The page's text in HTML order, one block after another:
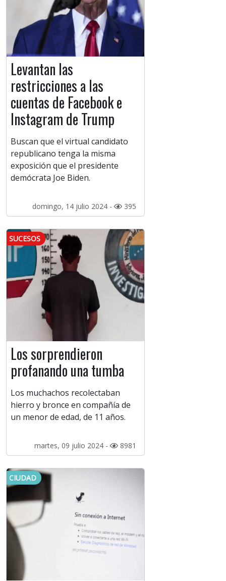
Levantan las
restricciones a las
cuentas de Facebook e
Instagram de Trump
Buscan que el virtual candidato
republicano tenga la misma
exposición que el presidente
demócrata Joe Biden.
domingo, 14 julio 2024 - 395
SUCESOS
Los sorprendieron
profanando una tumba
Los muchachos recolectaban
hierro y bronce en compañía de
un menor de edad, de 11 años.
martes, 09 julio 2024 - 8981
CIUDAD